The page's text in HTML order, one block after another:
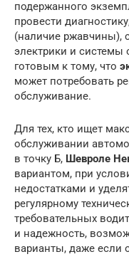
подержанного
провести
(наличие ржавчины),
электрики и системы
готовым к тому, что
может потребовать
обслуживание.
Для тех, кто ищет
обслуживании
в точку Б, Шевроле
вариантом, при
недостатками и
регулярному
требовательных
и надежность,
варианты, даже если